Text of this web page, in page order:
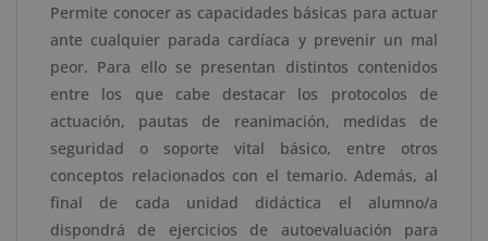
Diploma
Apostilla
Permite conocer as capacidades básicas para actuar
ante cualquier parada cardíaca y prevenir un mal
peor. Para ello se presentan distintos contenidos
entre los que cabe destacar los protocolos de
actuación, pautas de reanimación, medidas de
seguridad o soporte vital básico, entre otros
conceptos relacionados con el temario. Además, al
final de cada unidad didáctica el alumno/a
dispondrá de ejercicios de autoevaluación para